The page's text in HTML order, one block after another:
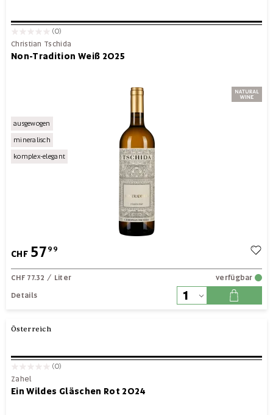
(0)
Christian Tschida
Non-Tradition Weiß 2025
ausgewogen
mineralisch
komplex-elegant
CHF 5799
CHF 77.32 / Liter
verfügbar
Details
Österreich
(0)
Zahel
Ein Wildes Gläschen Rot 2024